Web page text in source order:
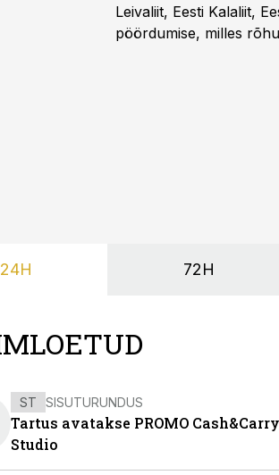
Leivaliit, Eesti Kalaliit,
pöördumise, milles
24H 72H
ST SISUTURUNDUS
Tartus avatakse PROMO
Studio